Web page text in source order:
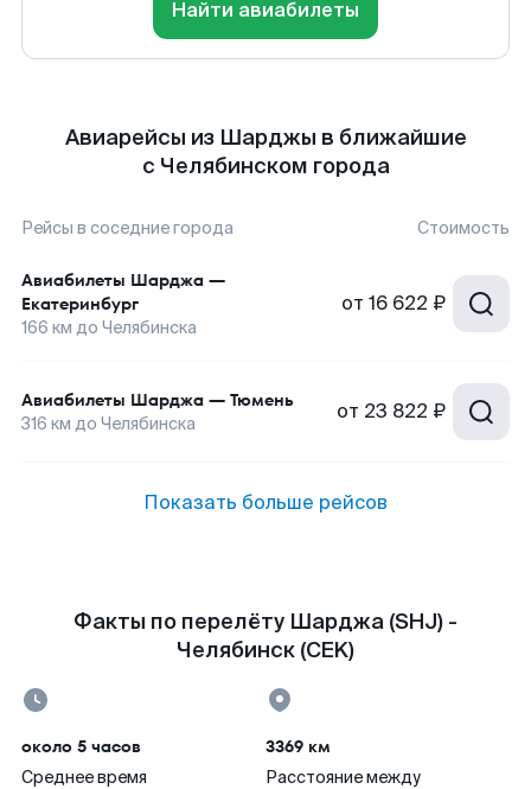
Найти авиабилеты
Авиарейсы из Шарджы в ближайшие
с Челябинском города
Рейсы в соседние города Стоимость
Авиабилеты Шарджа —
Екатеринбург
166 км до Челябинска
от 16 622 ₽
Авиабилеты Шарджа — Тюмень
316 км до Челябинска от 23 822 ₽
Показать больше рейсов
Факты по перелёту Шарджа (SHJ) -
Челябинск (CEK)
около 5 часов
Среднее время
3369 км
Расстояние между